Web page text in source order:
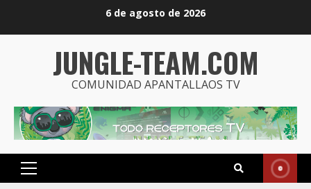
6 de agosto de 2026
JUNGLE-TEAM.COM
COMUNIDAD APANTALLAOS TV
Menú